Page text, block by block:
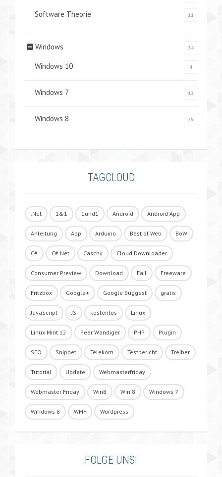
Software Theorie 11
Windows 34
Windows 10 4
Windows 7 13
Windows 8 25
TAGCLOUD
.Net 1&1 1und1 Android Android App
Anleitung App Arduino Best of Web BoW
C# C#.Net Caschy Cloud Downloader
Consumer Preview Download Fail Freeware
Fritzbox Google+ Google Suggest gratis
JavaScript JS kostenlos Linux
Linux Mint 12 Peer Wandiger PHP Plugin
SEO Snippet Telekom Testbericht Treiber
Tutorial Update Webmasterfriday
Webmaster Friday Win8 Win 8 Windows 7
Windows 8 WMF Wordpress
FOLGE UNS!